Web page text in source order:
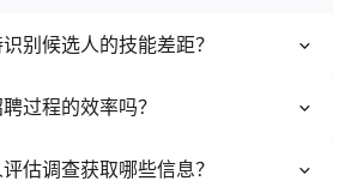
别候选人的技能差距？
过程的效率吗？
估调查获取哪些信息？